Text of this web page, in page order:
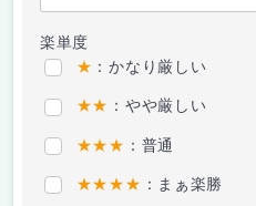
楽単度
★ ：かなり厳しい
★★ ：やや厳しい
★★★ ：普通
★★★★ ：まぁ楽勝